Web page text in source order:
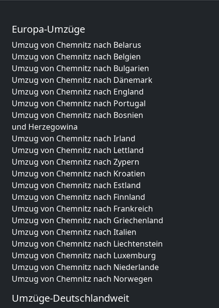
Europa-Umzüge
Umzug von Chemnitz nach Belarus
Umzug von Chemnitz nach Belgien
Umzug von Chemnitz nach Bulgarien
Umzug von Chemnitz nach Dänemark
Umzug von Chemnitz nach England
Umzug von Chemnitz nach Portugal
Umzug von Chemnitz nach Bosnien
und Herzegowina
Umzug von Chemnitz nach Irland
Umzug von Chemnitz nach Lettland
Umzug von Chemnitz nach Zypern
Umzug von Chemnitz nach Kroatien
Umzug von Chemnitz nach Estland
Umzug von Chemnitz nach Finnland
Umzug von Chemnitz nach Frankreich
Umzug von Chemnitz nach Griechenland
Umzug von Chemnitz nach Italien
Umzug von Chemnitz nach Liechtenstein
Umzug von Chemnitz nach Luxemburg
Umzug von Chemnitz nach Niederlande
Umzug von Chemnitz nach Norwegen
Umzüge-Deutschlandweit